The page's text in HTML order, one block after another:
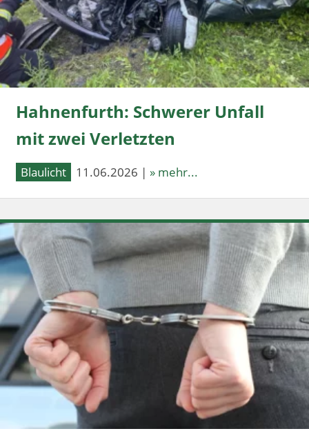
Hahnenfurth: Schwerer Unfall
mit zwei Verletzten
Blaulicht 11.06.2026 | » mehr...